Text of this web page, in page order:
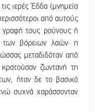
ιερές Έδδα (μνημεία
από αυτούς
γραφή τους ρούνους ή
των βόρειων λαών· η
μεταδιδόταν από
ζωντανή τη
ήταν δε το βασικό
συχνά χαράσσονταν